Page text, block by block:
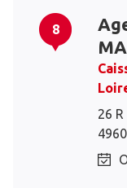
8
26 R